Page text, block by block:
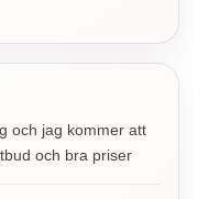
och jag kommer att
och bra priser